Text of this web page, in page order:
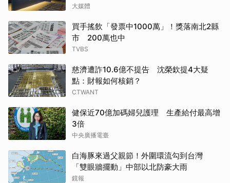
程
大媒體
買手搖飲「發票中1000萬」！獎落南北2縣
市 200萬也中
TVBS
慈濟遭詐10.6億不提告 沈榮欽提4大疑
點：財報如何核銷？
CTWANT
健保近70億加碼婦兒護理 生產給付最高增
3倍
中央廣播電臺
白海豚來過父親節！外圍環流勾到台灣
「雙眼牆擺動」中部以北防豪大雨
鏡報